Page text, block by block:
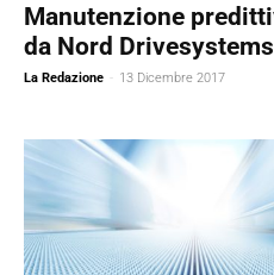
Manutenzione
da Nord Drivesystems
La Redazione - 13 Dicembre 2017